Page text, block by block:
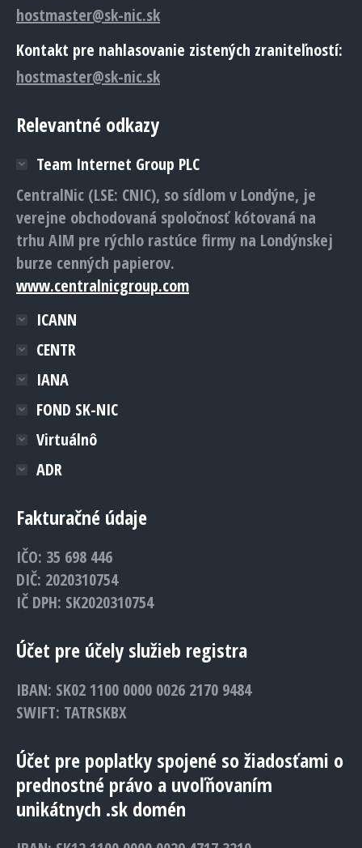
hostmaster@sk-nic.sk
Kontakt pre nahlasovanie zistených zraniteľností:
hostmaster@sk-nic.sk
Relevantné odkazy
Team Internet Group PLC
CentralNic (LSE: CNIC), so sídlom v Londýne, je
verejne obchodovaná spoločnosť kótovaná na
trhu AIM pre rýchlo rastúce firmy na Londýnskej
burze cenných papierov.
www.centralnicgroup.com
ICANN
CENTR
IANA
FOND SK-NIC
Virtuálnô
ADR
Fakturačné údaje
IČO: 35 698 446
DIČ: 2020310754
IČ DPH: SK2020310754
Účet pre účely služieb registra
IBAN: SK02 1100 0000 0026 2170 9484
SWIFT: TATRSKBX
Účet pre poplatky spojené so žiadosťami o
prednostné právo a uvoľňovaním
unikátnych .sk domén